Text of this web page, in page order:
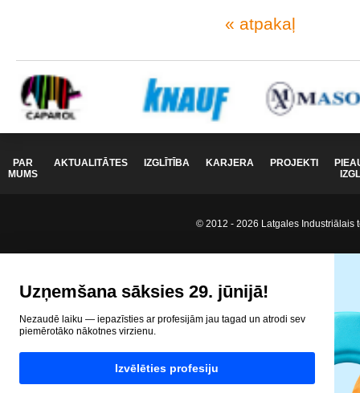
« atpakaļ
PAR
MUMS
AKTUALITĀTES IZGLĪTĪBA KARJERA PROJEKTI
© 2012 - 2026 Latgales Industriālais
Uzņemšana sāksies 29. jūnijā!
Nezaudē laiku — iepazīsties ar profesijām jau tagad un atrodi sev
piemērotāko nākotnes virzienu.
Izvēlēties profesiju